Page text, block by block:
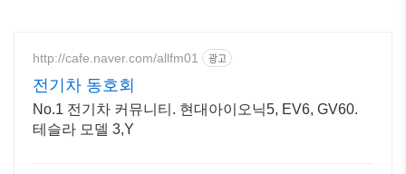
http://cafe.naver.com/allfm01 광고
전기차 동호회
No.1 전기차 커뮤니티. 현대아이오닉5, EV6, GV60.
테슬라 모델 3,Y